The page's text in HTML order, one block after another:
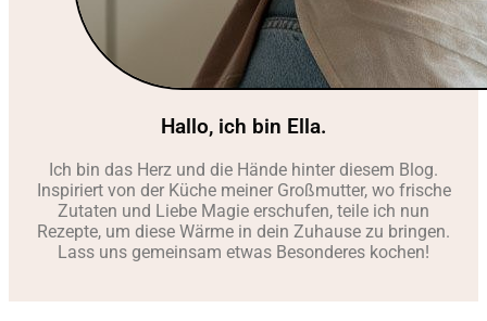
Hallo, ich bin Ella.
Ich bin das Herz und die Hände hinter diesem Blog.
Inspiriert von der Küche meiner Großmutter, wo frische
Zutaten und Liebe Magie erschufen, teile ich nun
Rezepte, um diese Wärme in dein Zuhause zu bringen.
Lass uns gemeinsam etwas Besonderes kochen!